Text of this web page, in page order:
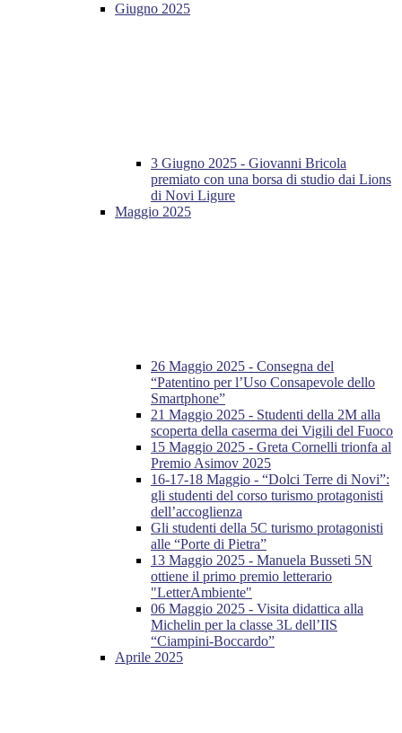
Giugno 2025
3 Giugno 2025 - Giovanni Bricola
premiato con una borsa di studio dai Lions
di Novi Ligure
Maggio 2025
26 Maggio 2025 - Consegna del
“Patentino per l’Uso Consapevole dello
Smartphone”
21 Maggio 2025 - Studenti della 2M alla
scoperta della caserma dei Vigili del Fuoco
15 Maggio 2025 - Greta Cornelli trionfa al
Premio Asimov 2025
16-17-18 Maggio - “Dolci Terre di Novi”:
gli studenti del corso turismo protagonisti
dell’accoglienza
Gli studenti della 5C turismo protagonisti
alle “Porte di Pietra”
13 Maggio 2025 - Manuela Busseti 5N
ottiene il primo premio letterario
"LetterAmbiente"
06 Maggio 2025 - Visita didattica alla
Michelin per la classe 3L dell’IIS
“Ciampini-Boccardo”
Aprile 2025